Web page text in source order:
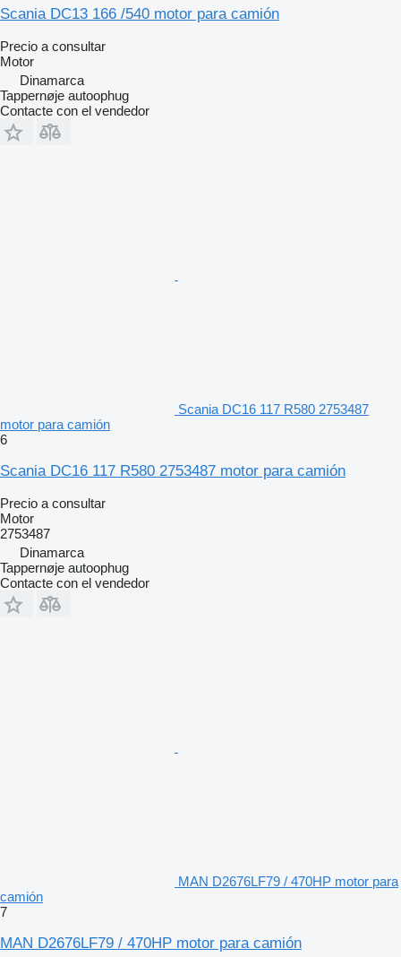
Scania DC13 166 /540 motor para camión
Precio a consultar
Motor
Dinamarca
Tappernøje autoophug
Contacte con el vendedor
Scania DC16 117 R580 2753487
motor para camión
6
Scania DC16 117 R580 2753487 motor para camión
Precio a consultar
Motor
2753487
Dinamarca
Tappernøje autoophug
Contacte con el vendedor
MAN D2676LF79 / 470HP motor para
camión
7
MAN D2676LF79 / 470HP motor para camión